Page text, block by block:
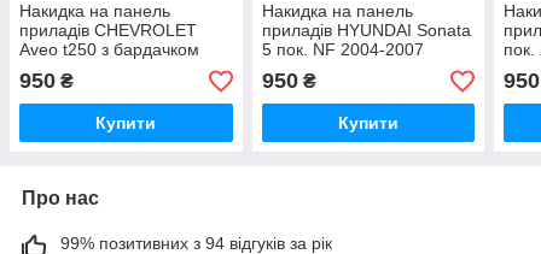
Накидка на панель
приладів CHEVROLET
Aveo t250 з бардачком
Чохол/накидка на торпеду
в авто Шевроле Авео
950 ₴
Купити
Накидка на панель
приладів HYUNDAI Sonata
5 пок. NF 2004-2007
Чохол/накидка на торпеду
авто Хюндай Соната
950₴
Купити
950
Про нас
99% позитивних з 94 відгуків за рік